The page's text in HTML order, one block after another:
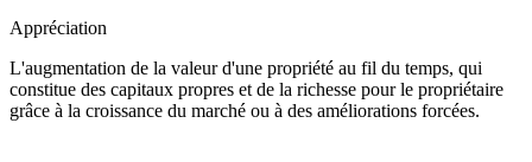
Appréciation
L'augmentation de la valeur d'une propriété au fil du temps, qui
constitue des capitaux propres et de la richesse pour le propriétaire
grâce à la croissance du marché ou à des améliorations forcées.